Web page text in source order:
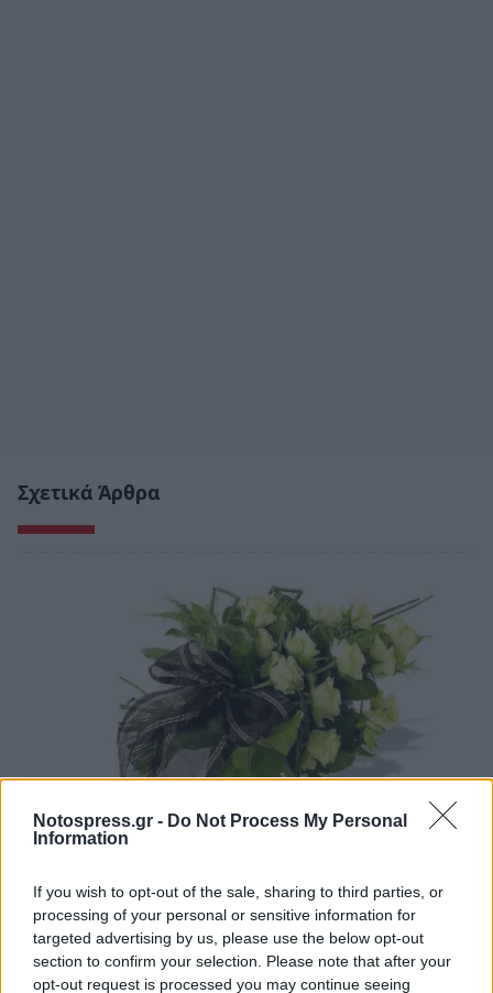
Notospress.gr - Do Not Process My Personal
Information
If you wish to opt-out of the sale, sharing to third parties, or
processing of your personal or sensitive information for
targeted advertising by us, please use the below opt-out
section to confirm your selection. Please note that after your
opt-out request is processed you may continue seeing
Σχετικά Άρθρα
07/08/2026 14:12